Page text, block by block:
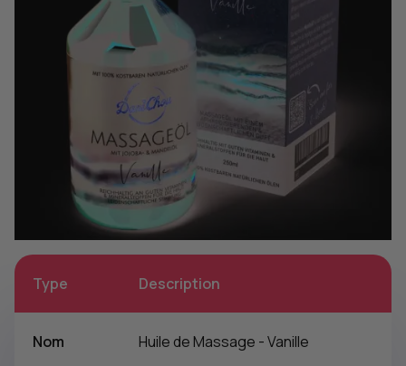
Type Description
Nom Huile de Massage - Vanille